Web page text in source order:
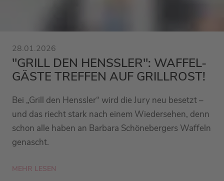
28.01.2026
"GRILL DEN HENSSLER": WAFFEL-
GÄSTE TREFFEN AUF GRILLROST!
Bei „Grill den Henssler“ wird die Jury neu besetzt –
und das riecht stark nach einem Wiedersehen, denn
schon alle haben an Barbara Schönebergers Waffeln
genascht.
MEHR LESEN